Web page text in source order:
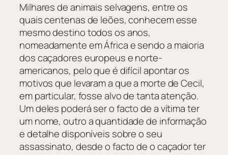
Milhares de animais selvagens, entre os
quais centenas de leões, conhecem esse
mesmo destino todos os anos,
nomeadamente em África e sendo a maioria
dos caçadores europeus e norte-
americanos, pelo que é difícil apontar os
motivos que levaram a que a morte de Cecil,
em particular, fosse alvo de tanta atenção.
Um deles poderá ser o facto de a vítima ter
um nome, outro a quantidade de informação
e detalhe disponíveis sobre o seu
assassinato, desde o facto de o caçador ter